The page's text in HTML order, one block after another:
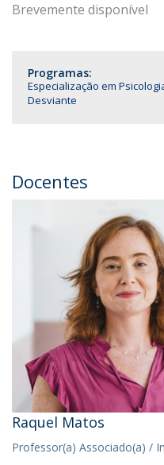
Brevemente disponível
Programas:
Especialização em
Desviante
Docentes
Raquel Matos
Professor(a) Associado(a) /